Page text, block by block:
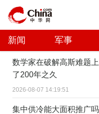
新闻 军事
数学家在破解高斯难题
了200年之久
2026-08-07 14:19:51
集中供冷能大面积推广